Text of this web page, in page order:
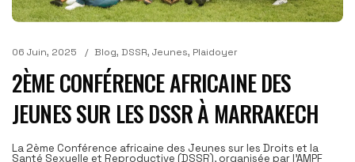
06 Juin, 2025 Blog, DSSR, Jeunes, Plaidoyer
2ÈME CONFÉRENCE AFRICAINE DES
JEUNES SUR LES DSSR À MARRAKECH
La 2ème Conférence africaine des Jeunes sur les Droits et la
Santé Sexuelle et Reproductive (DSSR), organisée par l’AMPF